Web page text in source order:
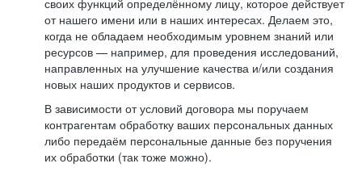
своих функций определённому лицу, которое действует
от нашего имени или в наших интересах. Делаем это,
когда не обладаем необходимым уровнем знаний или
ресурсов — например, для проведения исследований,
направленных на улучшение качества и/или создания
новых наших продуктов и сервисов.
В зависимости от условий договора мы поручаем
контрагентам обработку ваших персональных данных
либо передаём персональные данные без поручения
их обработки (так тоже можно).